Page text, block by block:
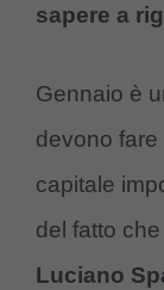
sapere a
Gennaio è
devono fare
capitale
del fatto
Luciano